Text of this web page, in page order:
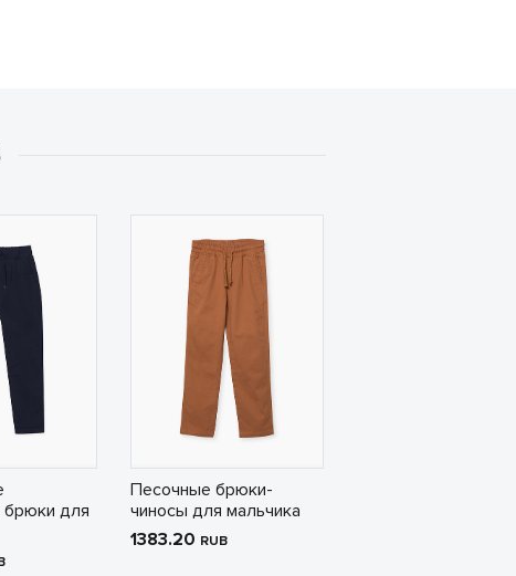
брюки для
Песочные брюки-
чиносы для мальчика
1383.20 RUB